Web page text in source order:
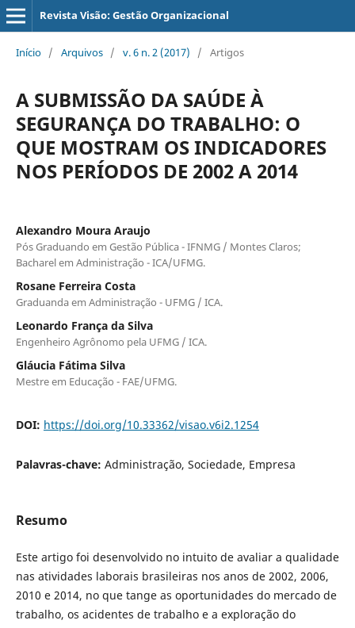
Revista Visão: Gestão Organizacional
Início / Arquivos / v. 6 n. 2 (2017) / Artigos
A SUBMISSÃO DA SAÚDE À
SEGURANÇA DO TRABALHO: O
QUE MOSTRAM OS INDICADORES
NOS PERÍODOS DE 2002 A 2014
Alexandro Moura Araujo
Pós Graduando em Gestão Pública - IFNMG / Montes Claros;
Bacharel em Administração - ICA/UFMG.
Rosane Ferreira Costa
Graduanda em Administração - UFMG / ICA.
Leonardo França da Silva
Engenheiro Agrônomo pela UFMG / ICA.
Gláucia Fátima Silva
Mestre em Educação - FAE/UFMG.
DOI: https://doi.org/10.33362/visao.v6i2.1254
Palavras-chave: Administração, Sociedade, Empresa
Resumo
Este artigo foi desenvolvido no intuito de avaliar a qualidade
nas atividades laborais brasileiras nos anos de 2002, 2006,
2010 e 2014, no que tange as oportunidades do mercado de
trabalho, os acidentes de trabalho e a exploração do